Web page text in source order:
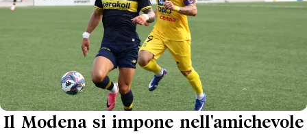
Il Modena si impone nell'amichevole